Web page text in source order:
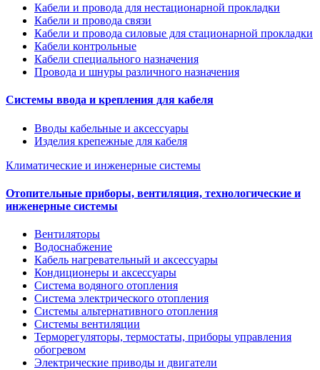
Кабели и провода для нестационарной прокладки
Кабели и провода связи
Кабели и провода силовые для стационарной прокладки
Кабели контрольные
Кабели специального назначения
Провода и шнуры различного назначения
Системы ввода и крепления для кабеля
Вводы кабельные и аксессуары
Изделия крепежные для кабеля
Климатические и инженерные системы
Отопительные приборы, вентиляция, технологические и
инженерные системы
Вентиляторы
Водоснабжение
Кабель нагревательный и аксессуары
Кондиционеры и аксессуары
Система водяного отопления
Система электрического отопления
Системы альтернативного отопления
Системы вентиляции
Терморегуляторы, термостаты, приборы управления
обогревом
Электрические приводы и двигатели